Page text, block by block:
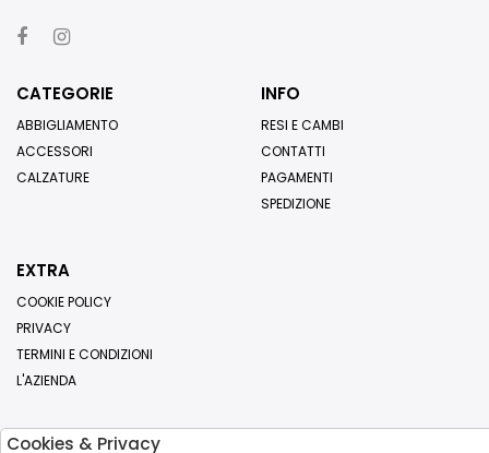
CATEGORIE
ABBIGLIAMENTO
ACCESSORI
CALZATURE
INFO
RESI E CAMBI
CONTATTI
PAGAMENTI
SPEDIZIONE
EXTRA
COOKIE POLICY
PRIVACY
TERMINI E CONDIZIONI
L'AZIENDA
Cookies & Privacy